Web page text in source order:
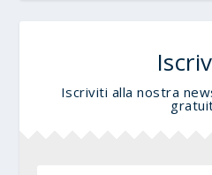
Iscriviti alla nostra